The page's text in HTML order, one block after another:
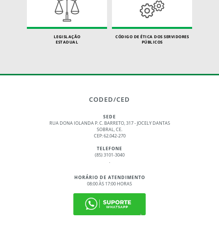
LEGISLAÇÃO
ESTADUAL
CÓDIGO DE ÉTICA DOS SERVIDORES
PÚBLICOS
CODED/CED
SEDE
RUA DONA IOLANDA P. C. BARRETO, 317 - JOCELY DANTAS
SOBRAL, CE.
CEP: 62.042-270
TELEFONE
(85) 3101-3040
.
HORÁRIO DE ATENDIMENTO
08:00 ÀS 17:00 HORAS